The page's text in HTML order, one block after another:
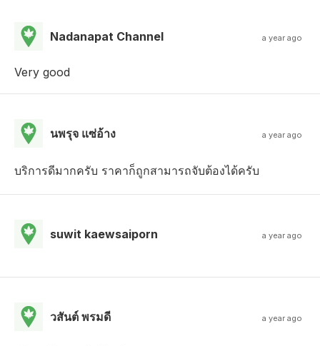
Nadanapat Channel a year ago
Very good
นพรุจ แซ่อ้าง a year ago
บริการดีมากครับ ราคาก็ถูกสามารถจับต้องได้ครับ
suwit kaewsaiporn a year ago
วสันต์ พรมดี a year ago